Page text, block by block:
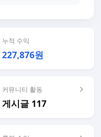
누적 수익
227,876원
커뮤니티 활동
게시글 117